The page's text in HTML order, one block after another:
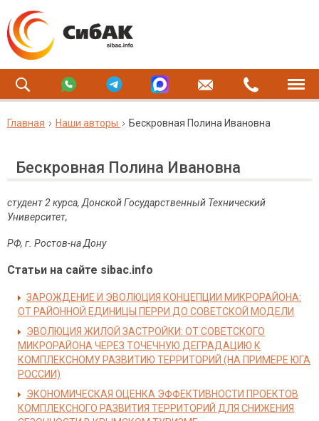
Главная Наши авторы Бескровная Полина Ивановна
Бескровная Полина Ивановна
студент 2 курса, Донской Государственный Технический
Университет,
РФ, г. Ростов-на Дону
Статьи на сайте sibac.info
ЗАРОЖДЕНИЕ И ЭВОЛЮЦИЯ КОНЦЕПЦИИ МИКРОРАЙОНА:
ОТ РАЙОННОЙ ЕДИНИЦЫ ПЕРРИ ДО СОВЕТСКОЙ МОДЕЛИ
ЭВОЛЮЦИЯ ЖИЛОЙ ЗАСТРОЙКИ: ОТ СОВЕТСКОГО
МИКРОРАЙОНА ЧЕРЕЗ ТОЧЕЧНУЮ ДЕГРАДАЦИЮ К
КОМПЛЕКСНОМУ РАЗВИТИЮ ТЕРРИТОРИЙ (НА ПРИМЕРЕ ЮГА
РОССИИ)
ЭКОНОМИЧЕСКАЯ ОЦЕНКА ЭФФЕКТИВНОСТИ ПРОЕКТОВ
КОМПЛЕКСНОГО РАЗВИТИЯ ТЕРРИТОРИЙ ДЛЯ СНИЖЕНИЯ